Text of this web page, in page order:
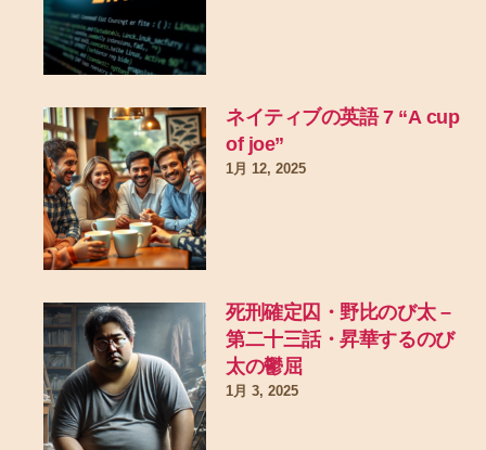
ネイティブの英語 7 “A cup
of joe”
1月 12, 2025
死刑確定囚・野比のび太 –
第二十三話・昇華するのび
太の鬱屈
1月 3, 2025